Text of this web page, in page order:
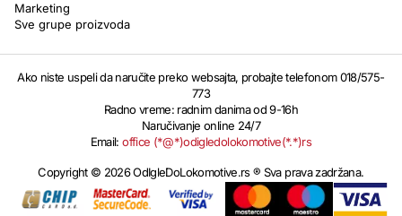
Marketing
Sve grupe proizvoda
Ako niste uspeli da naručite preko websajta, probajte telefonom 018/575-
773
Radno vreme: radnim danima od 9-16h
Naručivanje online 24/7
Email:office (*@*)odigledolokomotive(*.*)rs
Copyright © 2026 OdIgleDoLokomotive.rs ® Sva prava zadržana.